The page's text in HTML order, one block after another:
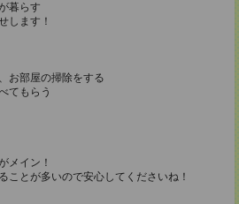
暮らす
します！
お部屋の掃除をする
てもらう
メイン！
ことが多いので安心してくださいね！